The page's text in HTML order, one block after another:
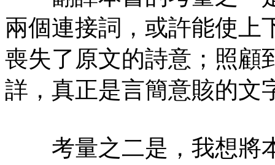
兩個連接詞，或許能使上
喪失了原文的詩意；照顧
詳，真正是言簡意賅的文
考量之二是，我想將